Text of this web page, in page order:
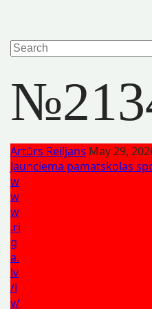
Artūrs Reiljans May 29,
Jaunciema pamatskolas
w
w
w
.ri
g
a.
lv
/l
v/